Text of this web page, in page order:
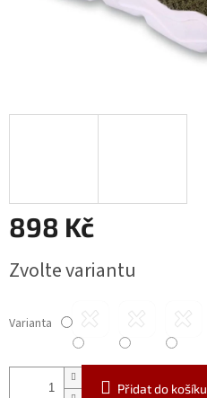
898 Kč
cena:
Zvolte variantu
Varianta
Přidat do košíku